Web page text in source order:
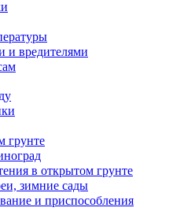
и вредителями
грунте
в открытом грунте
зимние сады
и приспособления